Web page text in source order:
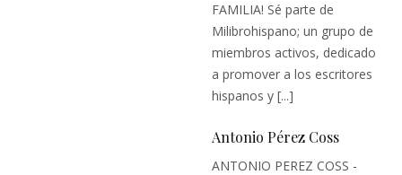
FAMILIA! Sé parte de
Milibrohispano; un grupo de
miembros activos, dedicado
a promover a los escritores
hispanos y [...]
Antonio Pérez Coss
ANTONIO PEREZ COSS -